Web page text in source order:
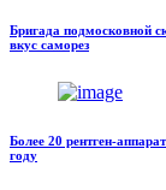
Бригада подмосковной
вкус саморез
Более 20 рентген-
году